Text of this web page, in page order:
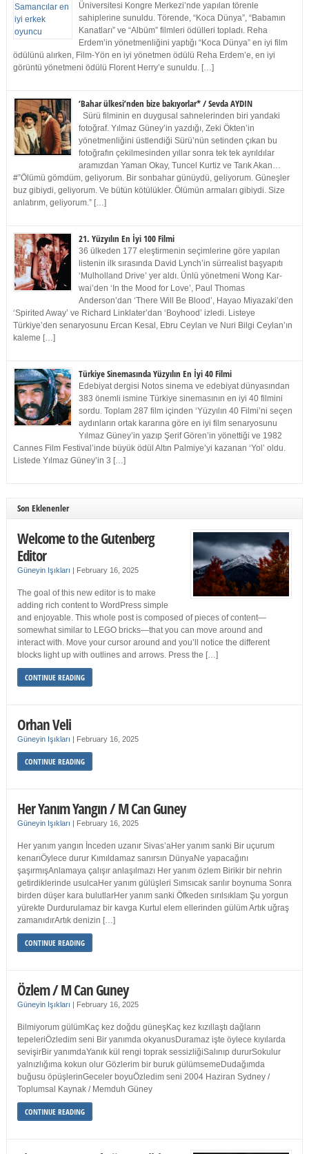
Üniversitesi Kongre Merkezi’nde yapılan törenle
sahiplerine sunuldu. Törende, “Koca Dünya”, “Babamın
Kanatları” ve “Albüm” filmleri ödülleri topladı. Reha
Erdem’in yönetmenliğini yaptığı “Koca Dünya” en iyi film
ödülünü alırken, Film-Yön en iyi yönetmen ödülü Reha Erdem’e, en iyi
görüntü yönetmeni ödülü Florent Herry’e sunuldu. […]
‘Bahar ülkesi’nden bize bakıyorlar* / Sevda AYDIN
Sürü filminin en duygusal sahnelerinden biri yandaki
fotoğraf. Yılmaz Güney’in yazdığı, Zeki Ökten’in
yönetmenliğini üstlendiği Sürü’nün setinden çıkan bu
fotoğrafın çekilmesinden yıllar sonra tek tek ayrıldılar
aramızdan Yaman Okay, Tuncel Kurtiz ve Tarık Akan…
#”Ölümü gömdüm, geliyorum. Bir sonbahar günüydü, geliyorum. Güneşler
buz gibiydi, geliyorum. Ve bütün kötülükler. Ölümün armaları gibiydi. Size
anlatırım, geliyorum.” […]
21. Yüzyılın En İyi 100 Filmi
36 ülkeden 177 eleştirmenin seçimlerine göre yapılan
listenin ilk sırasında David Lynch’in sürrealist başyapıtı
‘Mulholland Drive’ yer aldı. Ünlü yönetmeni Wong Kar-
wai’den ‘In the Mood for Love’, Paul Thomas
Anderson’dan ‘There Will Be Blood’, Hayao Miyazaki’den
‘Spirited Away’ ve Richard Linklater’dan ‘Boyhood’ izledi. Listeye
Türkiye’den senaryosunu Ercan Kesal, Ebru Ceylan ve Nuri Bilgi Ceylan’ın
kaleme […]
Türkiye Sinemasında Yüzyılın En İyi 40 Filmi
Edebiyat dergisi Notos sinema ve edebiyat dünyasından
383 önemli ismine Türkiye sinemasının en iyi 40 filmini
sordu. Toplam 287 film içinden ‘Yüzyılın 40 Filmi’ni seçen
aydınların ortak kararına göre en iyi film senaryosunu
Yılmaz Güney’in yazıp Şerif Gören’in yönettiği ve 1982
Cannes Film Festival’inde büyük ödül Altın Palmiye’yi kazanan ‘Yol’ oldu.
Listede Yılmaz Güney’in 3 […]
Son Eklenenler
Welcome to the Gutenberg
Editor
Güneyin Işıkları | February 16, 2025
The goal of this new editor is to make
adding rich content to WordPress simple
and enjoyable. This whole post is composed of pieces of content—
somewhat similar to LEGO bricks—that you can move around and
interact with. Move your cursor around and you’ll notice the different
blocks light up with outlines and arrows. Press the […]
CONTINUE READING
Orhan Veli
Güneyin Işıkları | February 16, 2025
CONTINUE READING
Her Yanım Yangın / M Can Guney
Güneyin Işıkları | February 16, 2025
Her yanım yangın İnceden uzanır Sivas’aHer yanım sanki Bir uçurum
kenarıÖylece durur Kımıldamaz sanırsın DünyaNe yapacağını
şaşırmışAnlamaya çalışır anlaşılmazı Her yanım özlem Birikir bir nehrin
getirdiklerinde usulcaHer yanım gülüşleri Sımsıcak sarılır boynuma Sonra
birden düşer kara bulutlarHer yanım sanki Öfkeden sırılsıklam Şu yorgun
yürekte Durdurulamaz bir kavga Kurtul elem ellerinden gülüm Artık uğraş
zamanıdırArtık denizin […]
CONTINUE READING
Özlem / M Can Guney
Güneyin Işıkları | February 16, 2025
Bilmiyorum gülümKaç kez doğdu güneşKaç kez kızıllaştı dağların
tepeleriÖzledim seni Bir yanımda okyanusDuramaz işte öylece kıyılarda
sevişirBir yanımdaYanık kül rengi toprak sessizliğiSalınıp dururSokulur
yalnızlığıma kokun olur Gözlerim bir buruk gülümsemeDudağımda
buğusu öpüşlerinGeceler boyuÖzledim seni 2004 Haziran Sydney /
Toplumsal Kaynak / Memduh Güney
CONTINUE READING